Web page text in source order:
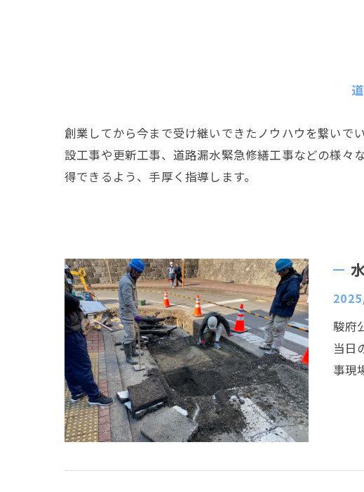
創業してから今まで受け継いできたノウハウを繋いで
設工事や更新工事、道路漏水緊急修繕工事などの様々
得できるよう、手厚く指導します。
駿府
当日
事現